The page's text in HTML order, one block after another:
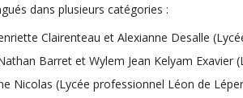
dans plusieurs catégories :
Clairenteau et Alexianne Desalle
Barret et Wylem Jean Kelyam Exavier
Nicolas (Lycée professionnel Léon de